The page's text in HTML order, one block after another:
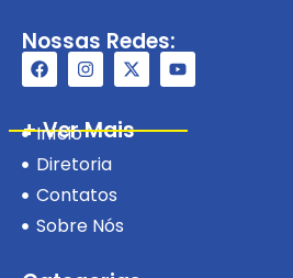
Nossas Redes:
+ Ver Mais
Início
Diretoria
Contatos
Sobre Nós